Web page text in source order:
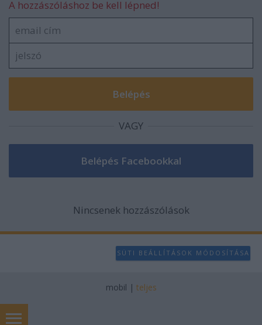
A hozzászóláshoz be kell lépned!
VAGY
Nincsenek hozzászólások
SÜTI BEÁLLÍTÁSOK MÓDOSÍTÁSA
mobil | teljes